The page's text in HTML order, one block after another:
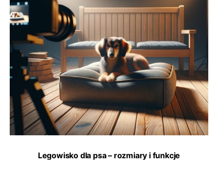
Legowisko dla psa – rozmiary i funkcje